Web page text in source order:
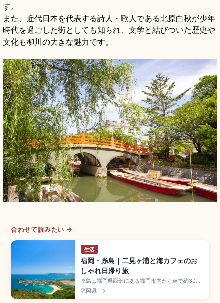
す。
また、近代日本を代表する詩人・歌人である北原白秋が少年
時代を過ごした街としても知られ、文学と結びついた歴史や
文化も柳川の大きな魅力です。
合わせて読みたい →
生活
福岡・糸島｜二見ヶ浦と海カフェのお
しゃれ日帰り旅
糸島は福岡県西部にある福岡市内から車で約30分
の自然豊かなエリアで、海カフェ・地元グルメで
人気のスポット。夫婦岩と白鳥居の二見ヶ浦、芥
福岡県 →